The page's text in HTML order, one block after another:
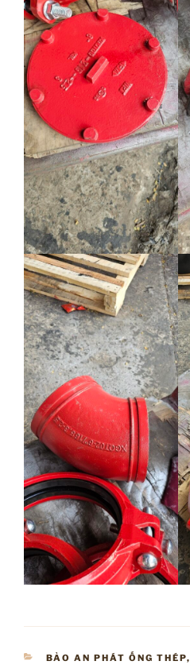
DANH
BẢO AN PHÁT ỐNG THÉP,